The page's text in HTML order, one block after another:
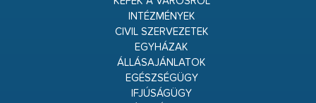
INTÉZMÉNYEK
CIVIL SZERVEZETEK
EGYHÁZAK
ÁLLÁSAJÁNLATOK
EGÉSZSÉGÜGY
IFJÚSÁGÜGY